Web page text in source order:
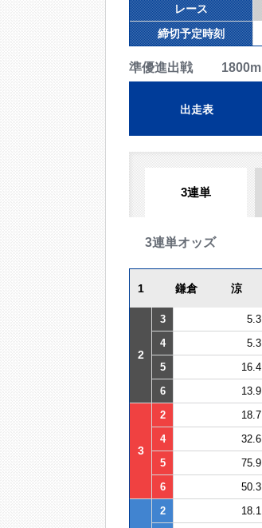
レース
締切予定時刻
準優進出戦 1800m
出走表
3連単
3連単オッズ
1 鎌倉 涼
2
3 5.3
4
5.3
5
16.4
6
13.9
3
2 18.7
4
32.6
5
75.9
6
50.3
2 18.1